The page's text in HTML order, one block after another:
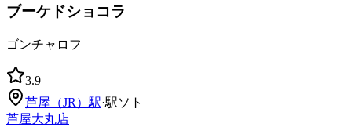
ブーケドショコラ
ゴンチャロフ
3.9
芦屋（JR） 駅·駅ソト
芦屋大丸店